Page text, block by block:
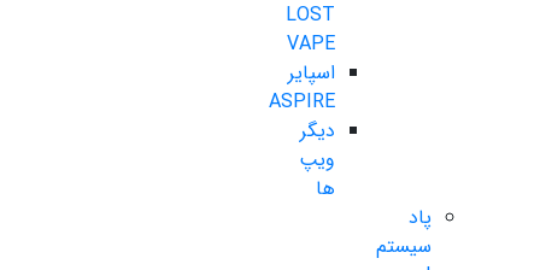
LOST
VAPE
اسپایر
ASPIRE
دیگر
ویپ
ها
پاد
سیستم